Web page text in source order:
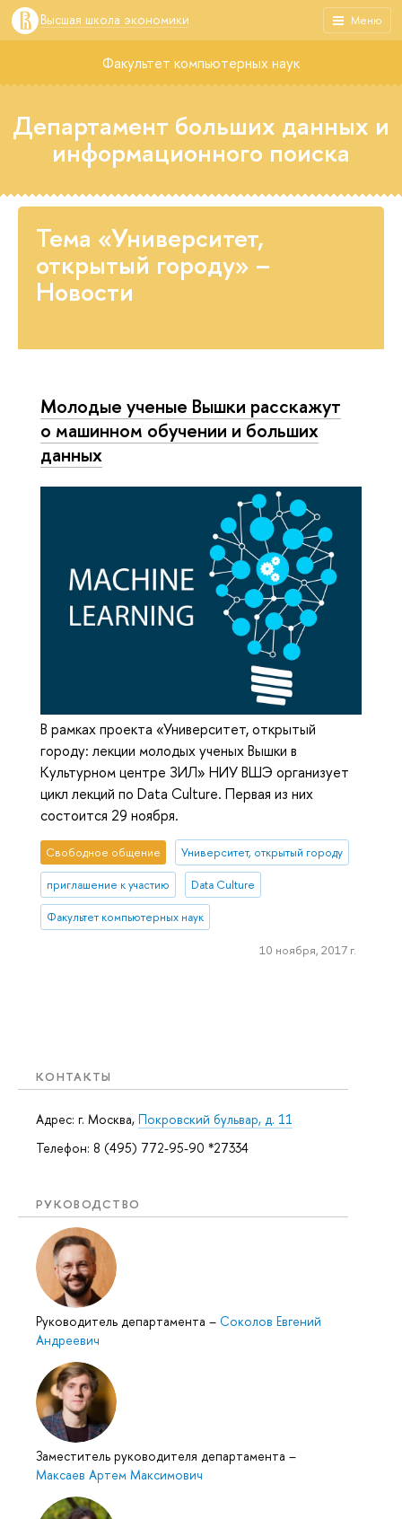
Меню
Высшая школа экономики
КОНТАКТЫ
Адрес: г. Москва, Покровский бульвар, д. 11
Телефон: 8 (495) 772-95-90 *27334
РУКОВОДСТВО
Руководитель департамента – Соколов Евгений
Андреевич
Заместитель руководителя департамента –
Максаев Артем Максимович
Факультет компьютерных наук
Департамент больших данных и
информационного поиска
Тема «Университет,
открытый городу» –
Новости
Молодые ученые Вышки расскажут
о машинном обучении и больших
данных
В рамках проекта «Университет, открытый
городу: лекции молодых ученых Вышки в
Культурном центре ЗИЛ» НИУ ВШЭ организует
цикл лекций по Data Culture. Первая из них
состоится 29 ноября.
Свободное общение Университет, открытый городу
приглашение к участию Data Culture
Факультет компьютерных наук
10 ноября, 2017 г.